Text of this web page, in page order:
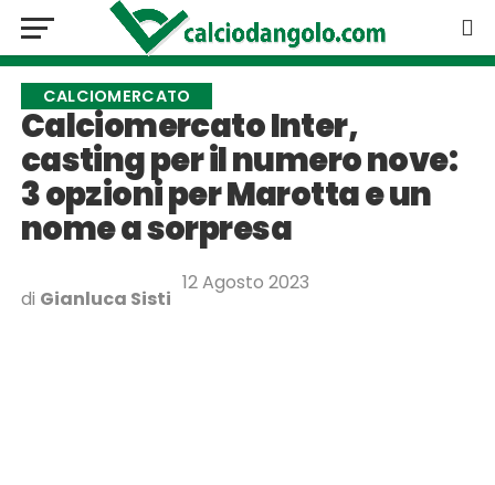
CALCIOMERCATO
Calciomercato Inter,
casting per il numero nove:
3 opzioni per Marotta e un
nome a sorpresa
di Gianluca Sisti
12 Agosto 2023